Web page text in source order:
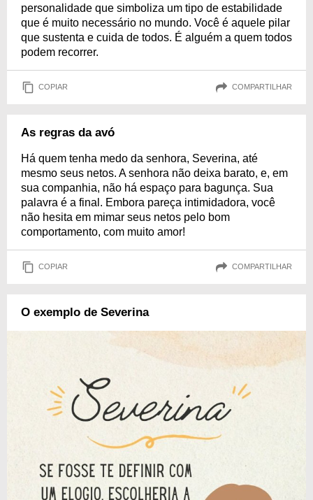
personalidade que simboliza um tipo de estabilidade
que é muito necessário no mundo. Você é aquele pilar
que sustenta e cuida de todos. É alguém a quem todos
podem recorrer.
COPIAR COMPARTILHAR
As regras da avó
Há quem tenha medo da senhora, Severina, até
mesmo seus netos. A senhora não deixa barato, e, em
sua companhia, não há espaço para bagunça. Sua
palavra é a final. Embora pareça intimidadora, você
não hesita em mimar seus netos pelo bom
comportamento, com muito amor!
COPIAR COMPARTILHAR
O exemplo de Severina